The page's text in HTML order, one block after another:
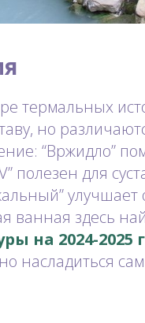
термальных
но
“Вржидло”
полезен для
ванная здесь
на 2024-2025
насладиться